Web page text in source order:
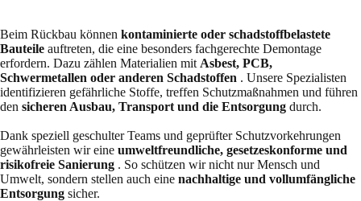
Beim Rückbau können kontaminierte oder schadstoffbelastete
Bauteile auftreten, die eine besonders fachgerechte Demontage
erfordern. Dazu zählen Materialien mit Asbest, PCB,
Schwermetallen oder anderen Schadstoffen . Unsere Spezialisten
identifizieren gefährliche Stoffe, treffen Schutzmaßnahmen und führen
den sicheren Ausbau, Transport und die Entsorgung durch.
Dank speziell geschulter Teams und geprüfter Schutzvorkehrungen
gewährleisten wir eine umweltfreundliche, gesetzeskonforme und
risikofreie Sanierung . So schützen wir nicht nur Mensch und
Umwelt, sondern stellen auch eine nachhaltige und vollumfängliche
Entsorgung sicher.